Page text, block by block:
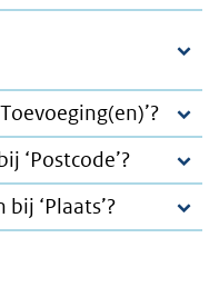
‘Postcode’?
‘Plaats’?